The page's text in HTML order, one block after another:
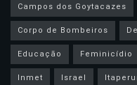
Campos dos Goytacazes
Corpo de Bombeiros
Educação
Feminicídio
Inmet
Israel